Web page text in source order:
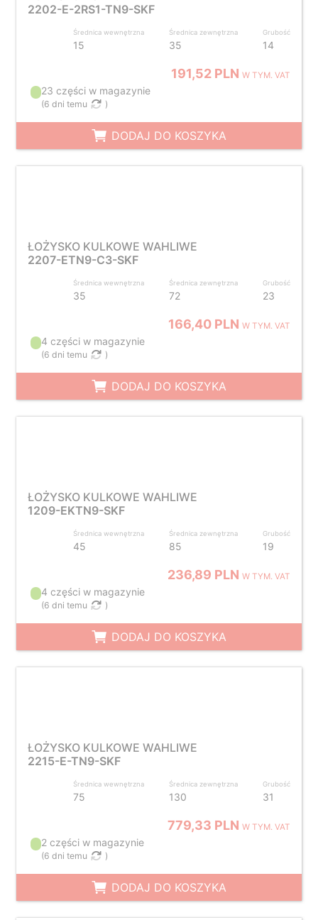
2202-E-2RS1-TN9-SKF
Średnica wewnętrzna
15
Średnica zewnętrzna
35
Grubość
14
191,52 PLNW TYM. VAT
23 części w magazynie
(6 dni temu )
DODAJ DO KOSZYKA
ŁOŻYSKO KULKOWE WAHLIWE
2207-ETN9-C3-SKF
Średnica wewnętrzna
35
Średnica zewnętrzna
72
Grubość
23
166,40 PLNW TYM. VAT
4 części w magazynie
(6 dni temu )
DODAJ DO KOSZYKA
ŁOŻYSKO KULKOWE WAHLIWE
1209-EKTN9-SKF
Średnica wewnętrzna
45
Średnica zewnętrzna
85
Grubość
19
236,89 PLNW TYM. VAT
4 części w magazynie
(6 dni temu )
DODAJ DO KOSZYKA
ŁOŻYSKO KULKOWE WAHLIWE
2215-E-TN9-SKF
Średnica wewnętrzna
75
Średnica zewnętrzna
130
Grubość
31
779,33 PLNW TYM. VAT
2 części w magazynie
(6 dni temu )
DODAJ DO KOSZYKA